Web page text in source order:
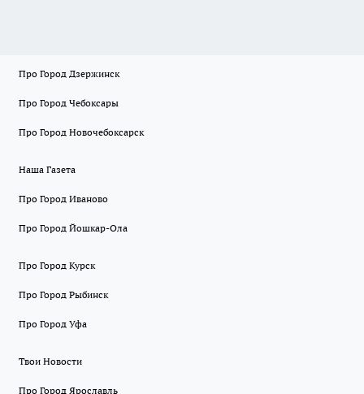
Про Город Дзержинск
Про Город Чебоксары
Про Город Новочебоксарск
Наша Газета
Про Город Иваново
Про Город Йошкар-Ола
Про Город Курск
Про Город Рыбинск
Про Город Уфа
Твои Новости
Про Город Ярославль